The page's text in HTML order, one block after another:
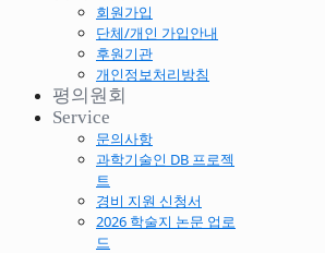
회원가입
단체/개인 가입안내
후원기관
개인정보처리방침
평의원회
Service
문의사항
과학기술인 DB 프로젝
트
경비 지원 신청서
2026 학술지 논문 업로
드